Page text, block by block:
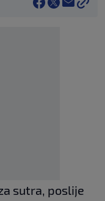
sutra, poslije